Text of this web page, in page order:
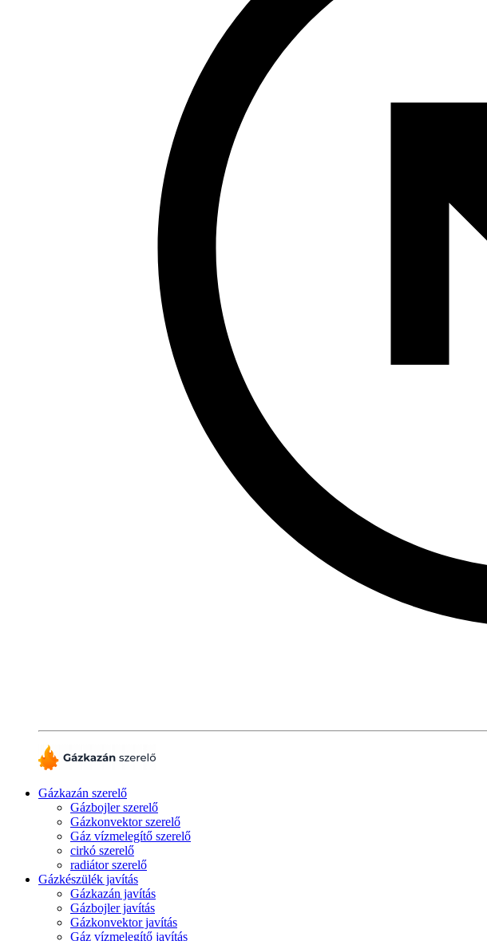
Gázkazán szerelő
Gázbojler szerelő
Gázkonvektor szerelő
Gáz vízmelegítő szerelő
cirkó szerelő
radiátor szerelő
Gázkészülék javítás
Gázkazán javítás
Gázbojler javítás
Gázkonvektor javítás
Gáz vízmelegítő javítás